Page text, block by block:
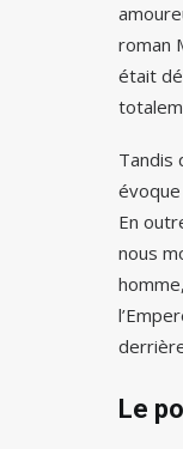
roman
était
Tandis
En
nous
Le